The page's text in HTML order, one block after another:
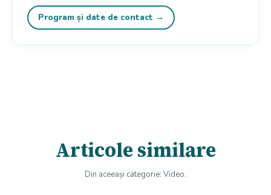
Program și date de contact →
Articole similare
Din aceeași categorie: Video.